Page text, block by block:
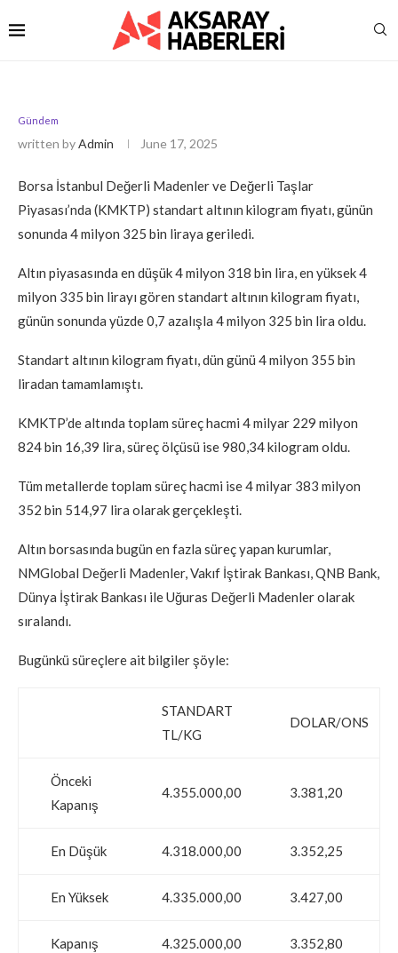
Gündem
written byAdmin June 17, 2025
Borsa İstanbul Değerli Madenler ve Değerli Taşlar
Piyasası’nda (KMKTP) standart altının kilogram fiyatı, günün
sonunda 4 milyon 325 bin liraya geriledi.
Altın piyasasında en düşük 4 milyon 318 bin lira, en yüksek 4
milyon 335 bin lirayı gören standart altının kilogram fiyatı,
günün sonunda yüzde 0,7 azalışla 4 milyon 325 bin lira oldu.
Standart altının kilogram fiyatı, dün günü 4 milyon 355 bin
liradan tamamlamıştı.
KMKTP’de altında toplam süreç hacmi 4 milyar 229 milyon
824 bin 16,39 lira, süreç ölçüsü ise 980,34 kilogram oldu.
Tüm metallerde toplam süreç hacmi ise 4 milyar 383 milyon
352 bin 514,97 lira olarak gerçekleşti.
Altın borsasında bugün en fazla süreç yapan kurumlar,
NMGlobal Değerli Madenler, Vakıf İştirak Bankası, QNB Bank,
Dünya İştirak Bankası ile Uğuras Değerli Madenler olarak
sıralandı.
Bugünkü süreçlere ait bilgiler şöyle:
STANDART
TL/KG
DOLAR/ONS
Önceki
Kapanış
4.355.000,00 3.381,20
En Düşük 4.318.000,00 3.352,25
En Yüksek 4.335.000,00 3.427,00
Kapanış 4.325.000,00 3.352,80